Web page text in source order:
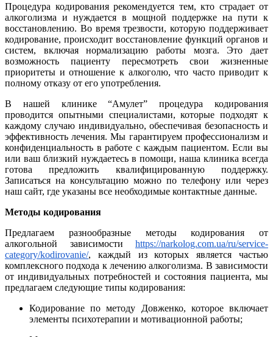
Процедура кодирования рекомендуется тем, кто страдает от
алкоголизма и нуждается в мощной поддержке на пути к
восстановлению. Во время трезвости, которую поддерживает
кодирование, происходит восстановление функций органов и
систем, включая нормализацию работы мозга. Это дает
возможность пациенту пересмотреть свои жизненные
приоритеты и отношение к алкоголю, что часто приводит к
полному отказу от его употребления.
В нашей клинике “Амулет” процедура кодирования
проводится опытными специалистами, которые подходят к
каждому случаю индивидуально, обеспечивая безопасность и
эффективность лечения. Мы гарантируем профессионализм и
конфиденциальность в работе с каждым пациентом. Если вы
или ваш близкий нуждаетесь в помощи, наша клиника всегда
готова предложить квалифицированную поддержку.
Записаться на консультацию можно по телефону или через
наш сайт, где указаны все необходимые контактные данные.
Методы кодирования
Предлагаем разнообразные методы кодирования от
алкогольной зависимости https://narkolog.com.ua/ru/service-
category/kodirovanie/, каждый из которых является частью
комплексного подхода к лечению алкоголизма. В зависимости
от индивидуальных потребностей и состояния пациента, мы
предлагаем следующие типы кодирования:
Кодирование по методу Довженко, которое включает
элементы психотерапии и мотивационной работы;